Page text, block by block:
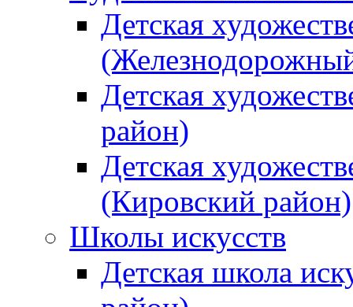
Детская
Детская
район)
Детская
(Кировский район)
Школы искусств
Детская школа